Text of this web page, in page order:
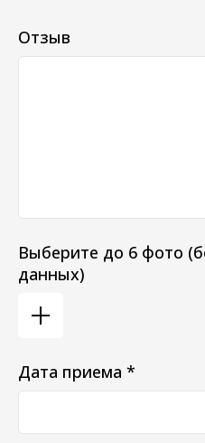
Отзыв
Выберите до 6 фото
данных)
Дата приема *